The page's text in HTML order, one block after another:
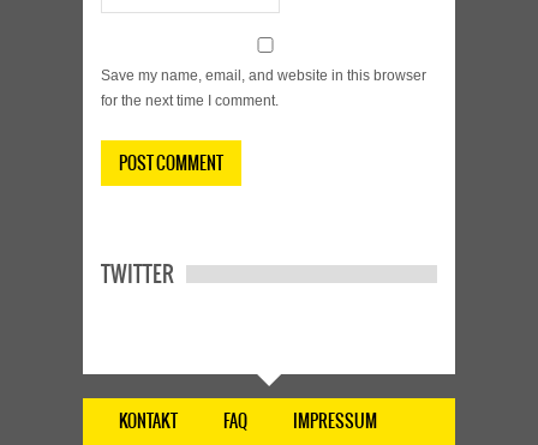
Save my name, email, and website in this browser
for the next time I comment.
TWITTER
KONTAKT FAQ
IMPRESSUM